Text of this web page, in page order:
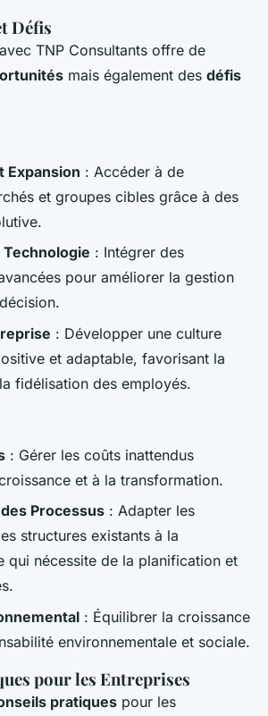
Défis
TNP Consultants offre de
mais également des défis
Expansion : Accéder à de
et groupes cibles grâce à des
: Intégrer des
pour améliorer la gestion
: Développer une culture
et adaptable, favorisant la
fidélisation des employés.
: Gérer les coûts inattendus
et à la transformation.
Processus : Adapter les
structures existants à la
qui nécessite de la planification et
: Équilibrer la croissance
environnementale et sociale.
pour les Entreprises
pratiques pour les